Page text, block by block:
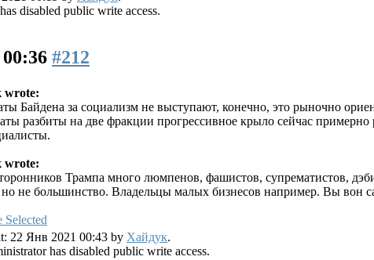
disabled public write access.
#212
wrote:
Байдена за социализм не выступают, конечно, это рыночно
разбиты на две фракции прогрессивное крыло сейчас
wrote:
Трампа много люмпенов, фашистов, супрематистов,
не большинство. Владельцы малых бизнесов например. Вы вон
22 Янв 2021 00:43 by Хайдук.
has disabled public write access.